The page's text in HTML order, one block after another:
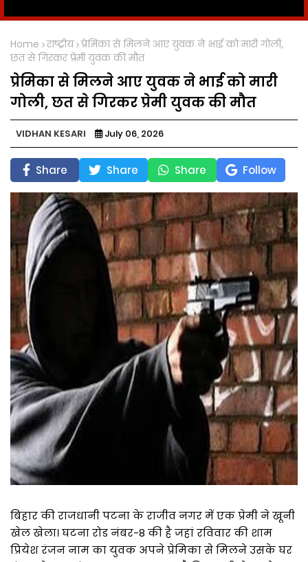
Home राष्ट्रीय प्रेमिका से मिलने आए युवक ने भाई को मारी गोली,
छत से गिरकर प्रेमी युवक की मौत
प्रेमिका से मिलने आए युवक ने भाई को मारी
गोली, छत से गिरकर प्रेमी युवक की मौत
VIDHAN KESARI July 06, 2026
Share Share Share Follow
बिहार की राजधानी पटना के राजीव नगर में एक प्रेमी ने खूनी
खेल खेला। घटना रोड नंबर-8 की है जहां रविवार की शाम
प्रियेश रंजन नाम का युवक अपने प्रेमिका से मिलने उसके घर